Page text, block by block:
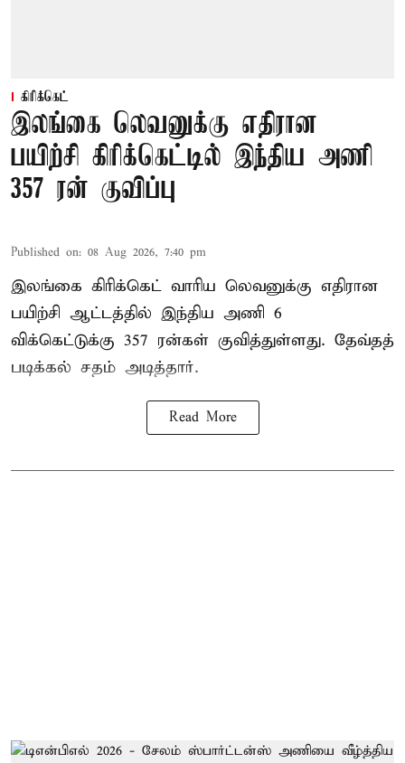
கிரிக்கெட்
இலங்கை லெவனுக்கு எதிரான
பயிற்சி கிரிக்கெட்டில் இந்திய அணி
357 ரன் குவிப்பு
Published on: 08 Aug 2026, 7:40 pm
இலங்கை கிரிக்கெட் வாரிய லெவனுக்கு எதிரான
பயிற்சி ஆட்டத்தில் இந்திய அணி 6
விக்கெட்டுக்கு 357 ரன்கள் குவித்துள்ளது. தேவ்தத்
படிக்கல் சதம் அடித்தார்.
Read More